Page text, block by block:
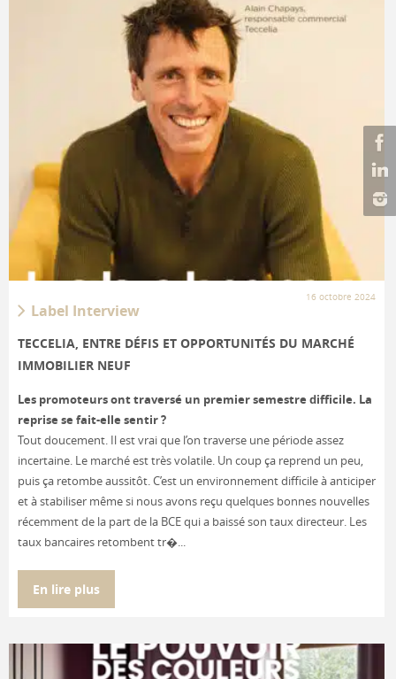
Label Interview
16 octobre 2024
TECCELIA, ENTRE DÉFIS ET OPPORTUNITÉS DU MARCHÉ
IMMOBILIER NEUF
Les promoteurs ont traversé un premier semestre difficile. La
reprise se fait-elle sentir ?
Tout doucement. Il est vrai que l’on traverse une période assez
incertaine. Le marché est très volatile. Un coup ça reprend un peu,
puis ça retombe aussitôt. C’est un environnement difficile à anticiper
et à stabiliser même si nous avons reçu quelques bonnes nouvelles
récemment de la part de la BCE qui a baissé son taux directeur. Les
taux bancaires retombent tr�...
En lire plus